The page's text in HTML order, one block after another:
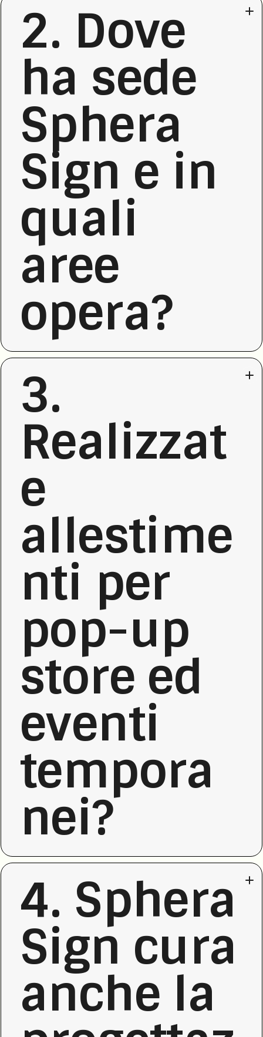
2. Dove
ha sede
Sphera
Sign e in
quali
aree
opera?
3.
Realizzat
e
allestime
nti per
pop-up
store ed
eventi
tempora
nei?
4. Sphera
Sign cura
anche la